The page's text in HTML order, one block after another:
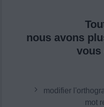
nous avons
vous
modifier
mot